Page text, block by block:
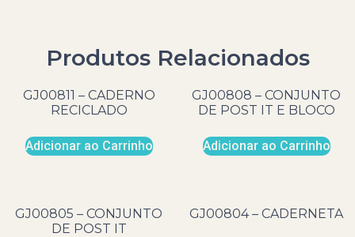
Produtos Relacionados
GJ00811 – CADERNO
RECICLADO
Adicionar ao Carrinho
GJ00808 – CONJUNTO
DE POST IT E BLOCO
Adicionar ao Carrinho
GJ00805 – CONJUNTO
DE POST IT
GJ00804 – CADERNETA